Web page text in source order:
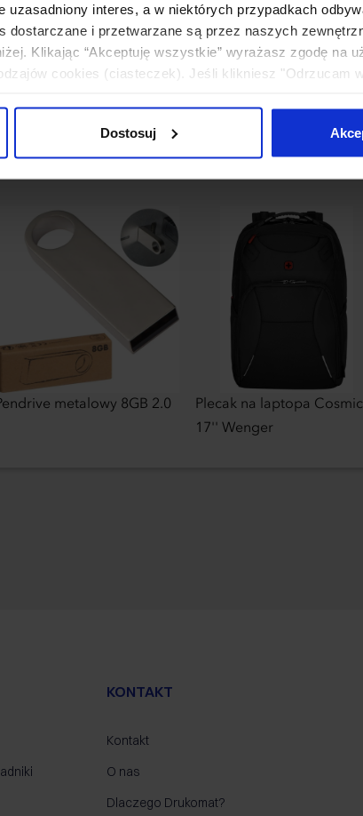
uzasadniony interes, a w niektórych przypadkach
dostarczane i przetwarzane są przez naszych
Klikając “Akceptuję wszystkie” wyrażasz zgodę na
cookies (ciasteczek). Jeśli klikniesz "Odrzucam
Dostosuj
metalowy 8GB 2.0
Plecak na laptopa Cosmic
17'' Wenger
KONTAKT
Kontakt
O nas
Dlaczego Drukomat?